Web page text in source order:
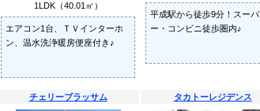
1LDK（40.01㎡）
エアコン1台、ＴＶインターホ
ン、温水洗浄暖房便座付き♪
平成駅から徒歩9分！スーパ
ー・コンビニ徒歩圏内♪
チェリーブラッサム タカトーレジデンス